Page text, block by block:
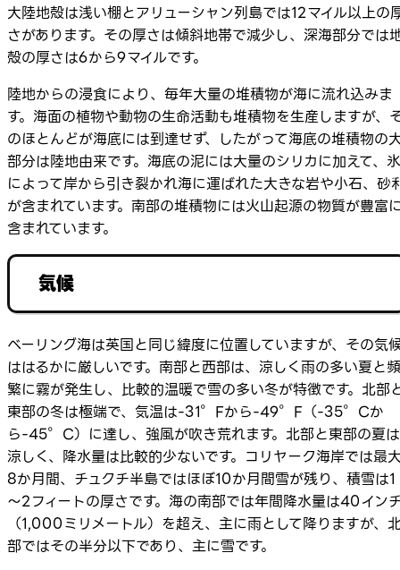
大陸地殻は浅い棚とアリューシャン列島では12マイル以上の
さがあります。その厚さは傾斜地帯で減少し、深海部分では
殻の厚さは6から9マイルです。
陸地からの浸食により、毎年大量の堆積物が海に流れ込みま
す。海面の植物や動物の生命活動も堆積物を生産しますが、
のほとんどが海底には到達せず、したがって海底の堆積物の
部分は陸地由来です。海底の泥には大量のシリカに加えて、氷
によって岸から引き裂かれ海に運ばれた大きな岩や小石、砂
が含まれています。南部の堆積物には火山起源の物質が豊富
含まれています。
気候
ベーリング海は英国と同じ緯度に位置していますが、その気
ははるかに厳しいです。南部と西部は、涼しく雨の多い夏と頻
繁に霧が発生し、比較的温暖で雪の多い冬が特徴です。北部
東部の冬は極端で、気温は-31°Fから-49°F（-35°Cか
ら-45°C）に達し、強風が吹き荒れます。北部と東部の夏は
涼しく、降水量は比較的少ないです。コリヤーク海岸では最
8か月間、チュクチ半島ではほぼ10か月間雪が残り、積雪は1
～2フィートの厚さです。海の南部では年間降水量は40イン
（1,000ミリメートル）を超え、主に雨として降りますが、
部ではその半分以下であり、主に雪です。